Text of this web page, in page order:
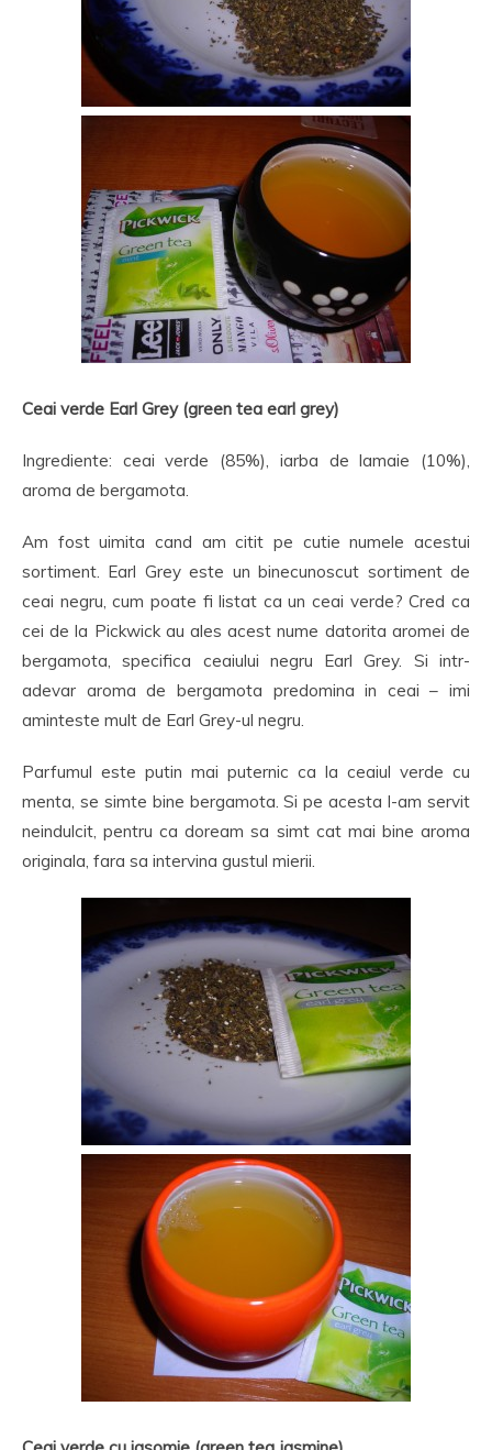
Ceai verde Earl Grey (green tea earl grey)
Ingrediente: ceai verde (85%), iarba de lamaie (10%),
aroma de bergamota.
Am fost uimita cand am citit pe cutie numele acestui
sortiment. Earl Grey este un binecunoscut sortiment de
ceai negru, cum poate fi listat ca un ceai verde? Cred ca
cei de la Pickwick au ales acest nume datorita aromei de
bergamota, specifica ceaiului negru Earl Grey. Si intr-
adevar aroma de bergamota predomina in ceai – imi
aminteste mult de Earl Grey-ul negru.
Parfumul este putin mai puternic ca la ceaiul verde cu
menta, se simte bine bergamota. Si pe acesta l-am servit
neindulcit, pentru ca doream sa simt cat mai bine aroma
originala, fara sa intervina gustul mierii.